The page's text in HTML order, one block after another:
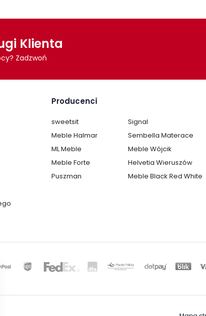
Klienta
Zadzwoń
Producenci
sweetsit
Signal
Meble Halmar
Sembella Materace
ML Meble
Meble Wójcik
Meble Forte
Helvetia Wieruszów
Puszman
Meble Black Red White